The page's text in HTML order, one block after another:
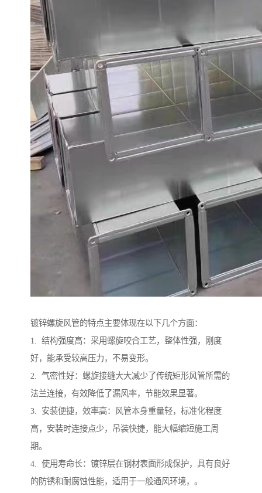
镀锌螺旋风管的特点主要体现在以下几个方面：
1. 结构强度高：采用螺旋咬合工艺，整体性强，刚度
好，能承受较高压力，不易变形。
2. 气密性好：螺旋接缝大大减少了传统矩形风管所需的
法兰连接，有效降低了漏风率，节能效果显著。
3. 安装便捷，效率高：风管本身重量轻，标准化程度
高，安装时连接点少，吊装快捷，能大幅缩短施工周
期。
4. 使用寿命长：镀锌层在钢材表面形成保护，具有良好
的防锈和耐腐蚀性能，适用于一般通风环境，。